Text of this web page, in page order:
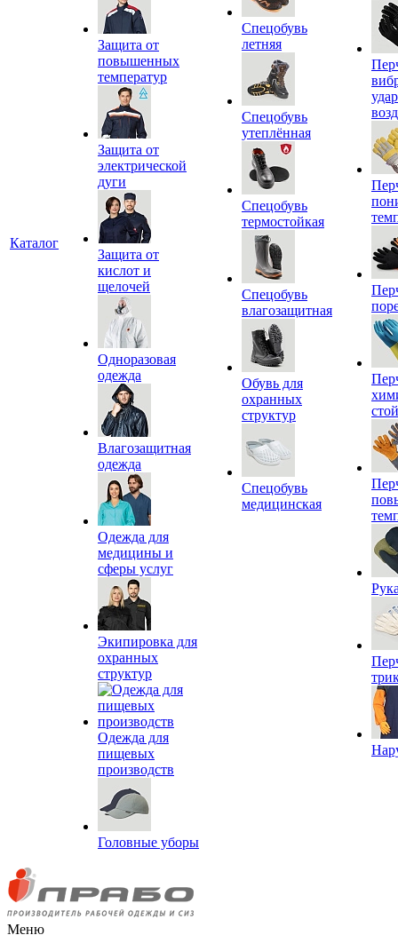
Каталог
Защита от
повышенных
температур
Защита от
электрической
дуги
Защита от
кислот и
щелочей
Одноразовая
одежда
Влагозащитная
одежда
Одежда для
медицины и
сферы услуг
Экипировка для
охранных
структур
Одежда для
пищевых
производств
Головные уборы
Спецобувь
летняя
Спецобувь
утеплённая
Спецобувь
термостойкая
Спецобувь
влагозащитная
Обувь для
охранных
структур
Спецобувь
медицинская
Меню